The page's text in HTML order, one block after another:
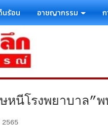
นร้อน อาชญากรรม
นีโรงพยาบาล”